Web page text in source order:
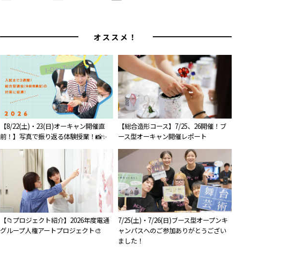
オススメ！
【8/22(土)・23(日)オーキャン開催直
前！】写真で振り返る体験授業！📸✨
【総合造形コース】7/25、26開催！ブ
ース型オーキャン開催レポート
【📁プロジェクト紹介】2026年度電通
グループ人権アートプロジェクト🎨
7/25(土)・7/26(日)ブース型オープンキ
ャンパスへのご参加ありがとうござい
ました！